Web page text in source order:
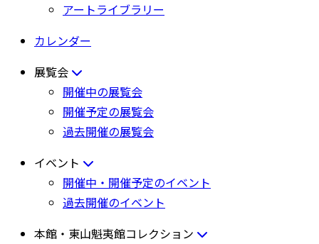
アートライブラリー
カレンダー
展覧会
開催中の展覧会
開催予定の展覧会
過去開催の展覧会
イベント
開催中・開催予定のイベント
過去開催のイベント
本館・東山魁夷館コレクション